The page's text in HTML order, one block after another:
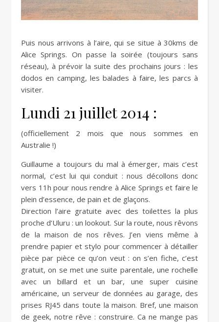
Puis nous arrivons à l’aire, qui se situe à 30kms de
Alice Springs. On passe la soirée (toujours sans
réseau), à prévoir la suite des prochains jours : les
dodos en camping, les balades à faire, les parcs à
visiter.
Lundi 21 juillet 2014 :
(officiellement 2 mois que nous sommes en
Australie !)
Guillaume a toujours du mal à émerger, mais c’est
normal, c’est lui qui conduit : nous décollons donc
vers 11h pour nous rendre à Alice Springs et faire le
plein d’essence, de pain et de glaçons.
Direction l’aire gratuite avec des toilettes la plus
proche d’Uluru : un lookout. Sur la route, nous rêvons
de la maison de nos rêves. J’en viens même à
prendre papier et stylo pour commencer à détailler
pièce par pièce ce qu’on veut : on s’en fiche, c’est
gratuit, on se met une suite parentale, une rochelle
avec un billard et un bar, une super cuisine
américaine, un serveur de données au garage, des
prises RJ45 dans toute la maison. Bref, une maison
de geek, notre rêve : construire. Ca ne mange pas